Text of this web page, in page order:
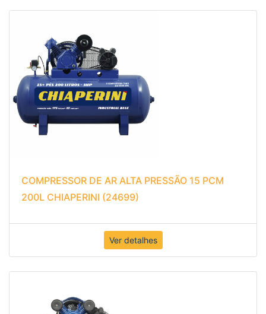
COMPRESSOR DE AR ALTA PRESSÃO 15 PCM
200L CHIAPERINI (24699)
Ver detalhes